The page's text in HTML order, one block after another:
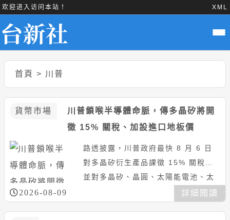
欢迎进入访问本站！ XML
首頁 > 川普
貨幣市場
川普鎖喉半導體命脈，傳多晶矽將開
徵 15% 關稅、加設進口地板價
路透披露，川普政府最快 8 月 6 日
對多晶矽衍生產品課徵 15% 關稅，
並對多晶矽、晶圓、太陽能電池、太
陽能模組設下最低進口價格。這項政
2026-08-09 詳細閲讀